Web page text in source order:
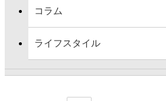
コラム
ライフスタイル